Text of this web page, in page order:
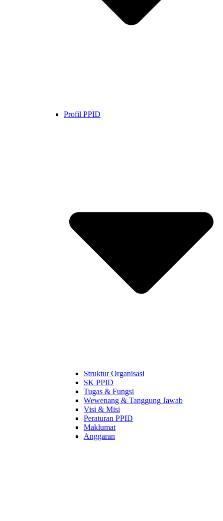
Profil PPID
Struktur Organisasi
SK PPID
Tugas & Fungsi
Wewenang & Tanggung Jawab
Visi & Misi
Peraturan PPID
Maklumat
Anggaran